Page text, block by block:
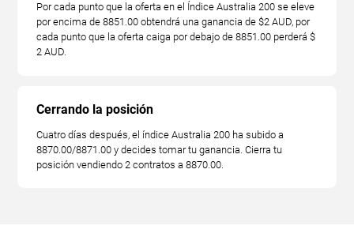
Por cada punto que la oferta en el Índice Australia 200 se eleve
por encima de 8851.00 obtendrá una ganancia de $2 AUD, por
cada punto que la oferta caiga por debajo de 8851.00 perderá $
2 AUD.
Cerrando la posición
Cuatro días después, el índice Australia 200 ha subido a
8870.00/8871.00 y decides tomar tu ganancia. Cierra tu
posición vendiendo 2 contratos a 8870.00.